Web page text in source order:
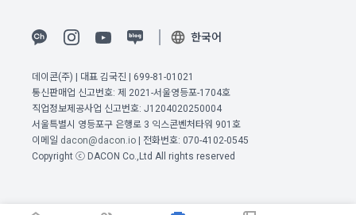
으로 간주한다.
제 4 조 (약관의 해석)
1. 이 약관에서 규정하지 않은 사항에 관해서는 약관의규제등에
관한법률, 전기통신기본법, 전기통신사업법, 정보통신망이용촉
진등에관한법률, 전자상거래 등에서의 소비자보호에 관한 법률,
전자문서 및 전자거래기본법, 전자금융거래법, 전자서명법, 소
경우에는 개별 계약이 우선한다.
확인
여부, 사용 가능한 프로그래밍 언어 및 사용 경험, 프로젝트 또는
선택 항목: 프로젝트 또는 대회 코드 링크(추가분), 기타 수상 경
력, 개인 운영 사이트 링크(GitHub, Linkedin 등) ,영상, ppt
3) 모바일 서비스 이용 시 수집되는 항목
확인
확인
한국어
데이콘(주) | 대표 김국진 | 699-81-01021
통신판매업 신고번호: 제 2021-서울영등포-1704호
직업정보제공사업 신고번호: J1204020250004
서울특별시 영등포구 은행로 3 익스콘벤처타워 901호
이메일 dacon@dacon.io | 전화번호: 070-4102-0545
Copyright ⓒ DACON Co.,Ltd All rights reserved